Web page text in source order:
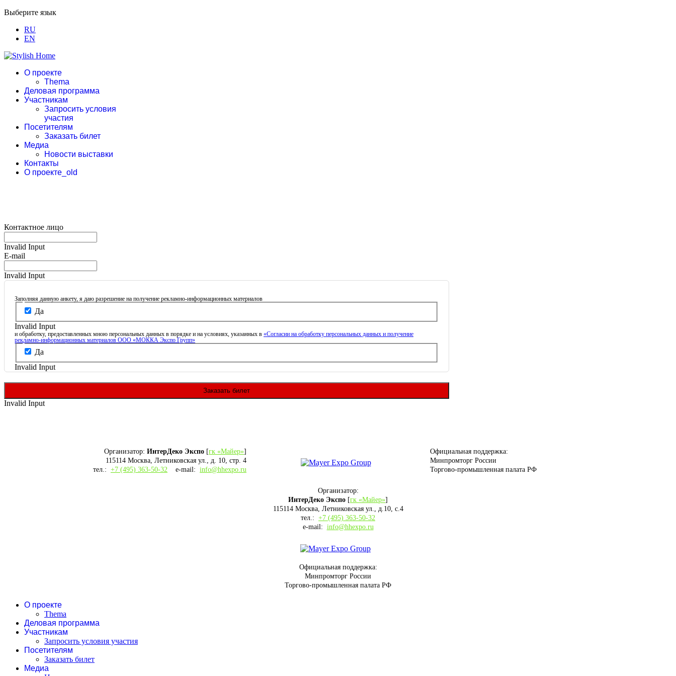
Выберите язык
RU
EN
О проекте
Thema
Деловая программа
Участникам
Запросить условия
участия
Посетителям
Заказать билет
Медиа
Новости выставки
Контакты
О проекте_old
Контактное лицо
Invalid Input
E-mail
Invalid Input
Заполняя данную анкету, я даю разрешение на получение рекламно-информационных материалов
Да
Invalid Input
и обработку, предоставленных мною персональных данных в порядке и на условиях, указанных в «Согласии на обработку персональных данных и получение
рекламно-информационных материалов ООО «МОККА Экспо Групп»
Да
Invalid Input
Заказать билет
Invalid Input
Организатор: ИнтерДеко Экспо [гк «Майер»]
115114 Москва, Летниковская ул., д. 10, стр. 4
тел.: +7 (495) 363-50-32 e-mail: info@hhexpo.ru
Официальная поддержка:
Минпромторг России
Торгово-промышленная палата РФ
Организатор:
ИнтерДеко Экспо [гк «Майер»]
115114 Москва, Летниковская ул., д.10, с.4
тел.: +7 (495) 363-50-32
e-mail: info@hhexpo.ru
Официальная поддержка:
Минпромторг России
Торгово-промышленная палата РФ
О проекте
Thema
Деловая программа
Участникам
Запросить условия участия
Посетителям
Заказать билет
Медиа